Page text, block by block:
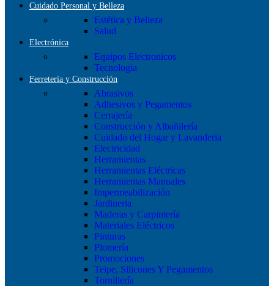
Cuidado Personal y Belleza
Estética y Belleza
Salud
Electrónica
Equipos Electronicos
Tecnologia
Ferretería y Construcción
Abrasivos
Adhesivos y Pegamentos
Cerrajería
Construcción y Albañilería
Cuidado del Hogar y Lavanderia
Electricidad
Herramientas
Herramientas Eléctricas
Herramientas Manuales
Impermeabilización
Jardineria
Maderas y Carpintería
Materiales Eléctricos
Pinturas
Plomería
Promociones
Teipe, Silicones Y Pegamentos
Tornillería